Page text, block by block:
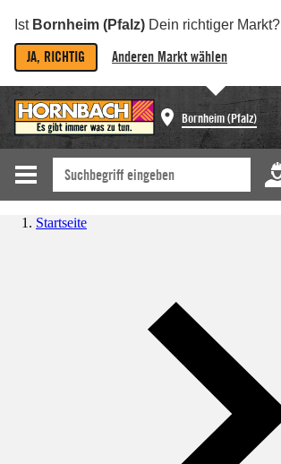
Ist Bornheim (Pfalz) Dein richtiger Markt?
JA, RICHTIG Anderen Markt wählen
Bornheim (Pfalz)
Startseite